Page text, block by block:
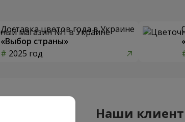
Доставка цветов года в Украине
«Выбор страны»
2025 год
Наши